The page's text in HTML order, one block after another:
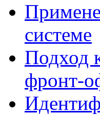
системе
Подход
фронт-